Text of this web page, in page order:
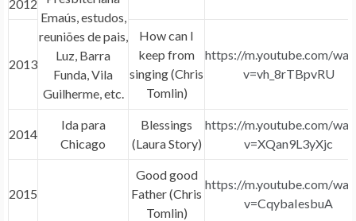
Emaús, estudos,
reuniões de pais,
Luz, Barra
Funda, Vila
Guilherme, etc.
2012
2013
How can I
keep from
singing (Chris
Tomlin)
https://m.youtube.com/
v=vh_8rTBpvRU
2014
Ida para
Chicago
Blessings
(Laura Story)
https://m.youtube.com/
v=XQan9L3yXjc
2015
Good good
Father (Chris
Tomlin)
https://m.youtube.com/
v=CqybaIesbuA